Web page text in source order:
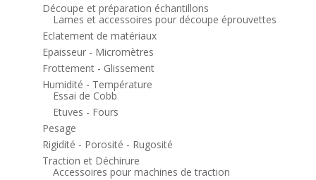
Découpe et préparation échantillons
Lames et accessoires pour découpe éprouvettes
Eclatement de matériaux
Epaisseur - Micromètres
Frottement - Glissement
Humidité - Température
Essai de Cobb
Etuves - Fours
Pesage
Rigidité - Porosité - Rugosité
Traction et Déchirure
Accessoires pour machines de traction